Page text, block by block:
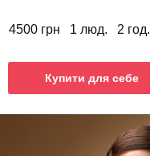
4500 грн 1 люд. 2 год.
Купити для себе